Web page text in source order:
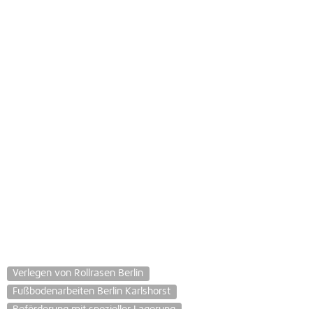
Verlegen von Rollrasen Berlin
Fußbodenarbeiten Berlin Karlshorst